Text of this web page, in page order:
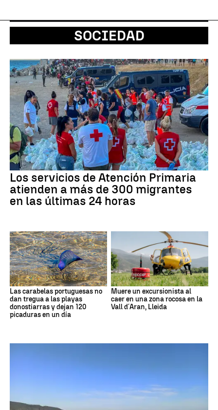
SOCIEDAD
Los servicios de Atención Primaria
atienden a más de 300 migrantes
en las últimas 24 horas
Las carabelas portuguesas no
dan tregua a las playas
donostiarras y dejan 120
picaduras en un día
Muere un excursionista al
caer en una zona rocosa en la
Vall d´Aran, Lleida